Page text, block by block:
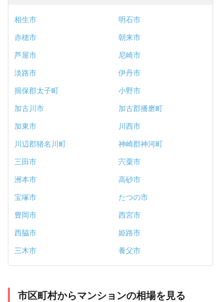
相生市
明石市
赤穂市
朝来市
芦屋市
尼崎市
淡路市
伊丹市
揖保郡太子町
小野市
加古川市
加古郡播磨町
加東市
川西市
川辺郡猪名川町
神崎郡神河町
三田市
宍粟市
洲本市
高砂市
宝塚市
たつの市
豊岡市
西宮市
西脇市
姫路市
三木市
養父市
市区町村からマンションの相場を見る